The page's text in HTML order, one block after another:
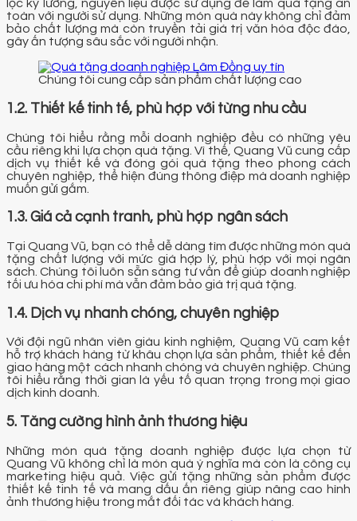
lọc kỹ lưỡng, nguyên liệu được sử dụng để làm quà tặng an
toàn với người sử dụng. Những món quà này không chỉ đảm
bảo chất lượng mà còn truyền tải giá trị văn hóa độc đáo,
gây ấn tượng sâu sắc với người nhận.
Chúng tôi cung cấp sản phẩm chất lượng cao
1.2. Thiết kế tinh tế, phù hợp với từng nhu cầu
Chúng tôi hiểu rằng mỗi doanh nghiệp đều có những yêu
cầu riêng khi lựa chọn quà tặng. Vì thế, Quang Vũ cung cấp
dịch vụ thiết kế và đóng gói quà tặng theo phong cách
chuyên nghiệp, thể hiện đúng thông điệp mà doanh nghiệp
muốn gửi gắm.
1.3. Giá cả cạnh tranh, phù hợp ngân sách
Tại Quang Vũ, bạn có thể dễ dàng tìm được những món quà
tặng chất lượng với mức giá hợp lý, phù hợp với mọi ngân
sách. Chúng tôi luôn sẵn sàng tư vấn để giúp doanh nghiệp
tối ưu hóa chi phí mà vẫn đảm bảo giá trị quà tặng.
1.4. Dịch vụ nhanh chóng, chuyên nghiệp
Với đội ngũ nhân viên giàu kinh nghiệm, Quang Vũ cam kết
hỗ trợ khách hàng từ khâu chọn lựa sản phẩm, thiết kế đến
giao hàng một cách nhanh chóng và chuyên nghiệp. Chúng
tôi hiểu rằng thời gian là yếu tố quan trọng trong mọi giao
dịch kinh doanh.
5. Tăng cường hình ảnh thương hiệu
Những món quà tặng doanh nghiệp được lựa chọn từ
Quang Vũ không chỉ là món quà ý nghĩa mà còn là công cụ
marketing hiệu quả. Việc gửi tặng những sản phẩm được
thiết kế tinh tế và mang dấu ấn riêng giúp nâng cao hình
ảnh thương hiệu trong mắt đối tác và khách hàng.